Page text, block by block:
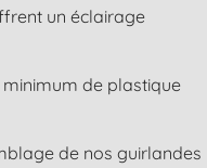
un éclairage
minimum de plastique
de nos guirlandes